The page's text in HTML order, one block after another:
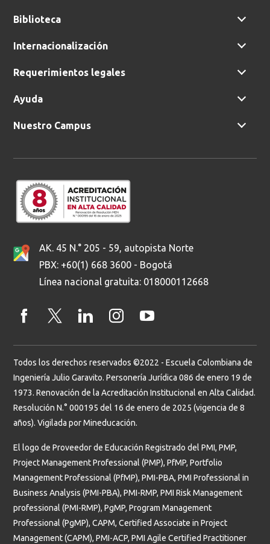
Biblioteca
Internacionalización
Requerimientos legales
Ayuda
Nuestro Campus
AK. 45 N.° 205 - 59, autopista Norte
PBX: +60(1) 668 3600 - Bogotá
Línea nacional gratuita: 018000112668
Todos los derechos reservados ©2022 - Escuela Colombiana de
Ingeniería Julio Garavito. Personería Jurídica 086 de enero 19 de
1973. Renovación de la Acreditación Institucional en Alta Calidad.
Resolución N.° 000195 del 16 de enero de 2025 (vigencia de 8
años). Vigilada por Mineducación.
El logo de Proveedor de Educación Registrado del PMI, PMP,
Project Management Professional (PMP), PfMP, Portfolio
Management Professional (PfMP), PMI-PBA, PMI Professional in
Business Analysis (PMI-PBA), PMI-RMP, PMI Risk Management
professional (PMI-RMP), PgMP, Program Management
Professional (PgMP), CAPM, Certified Associate in Project
Management (CAPM), PMI-ACP, PMI Agile Certified Practitioner